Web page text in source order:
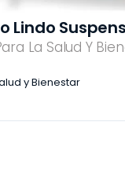
La Salud Y
Lindo
y Bienestar